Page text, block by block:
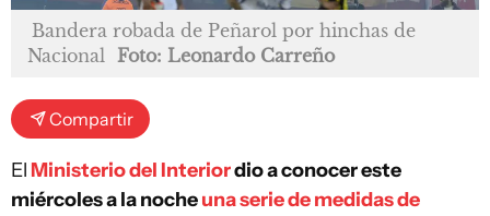
Bandera robada de Peñarol por hinchas de
Nacional Foto: Leonardo Carreño
Compartir
El Ministerio del Interiordio a conocer este
miércoles a la nocheuna serie de medidas de